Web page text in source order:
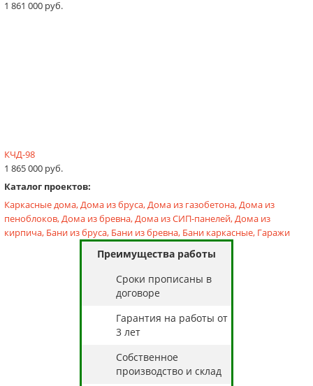
1 861 000 руб.
КЧД-98
1 865 000 руб.
Каталог проектов:
Каркасные дома,Дома из бруса,Дома из газобетона,Дома из
пеноблоков,Дома из бревна,Дома из СИП-панелей,Дома из
кирпича, Бани из бруса, Бани из бревна, Бани каркасные, Гаражи
Преимущества работы
Cроки прописаны в
договоре
Гарантия на работы от
3 лет
Собственное
производство и склад